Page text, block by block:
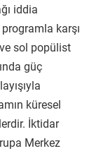
iddia
karşı
sol popülist
güç
küresel
İktidar
Merkez